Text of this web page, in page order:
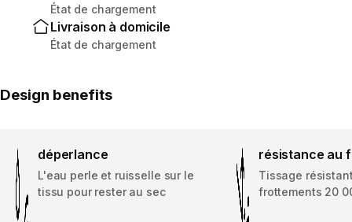
État de chargement
Livraison à domicile
État de chargement
Design benefits
déperlance
L'eau perle et ruisselle sur le
tissu pour rester au sec
résistance au
Tissage
frottements 20